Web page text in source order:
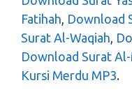
Fatihah Download
Surat Al-Waqiah
Download Surat
Kursi Merdu MP3.